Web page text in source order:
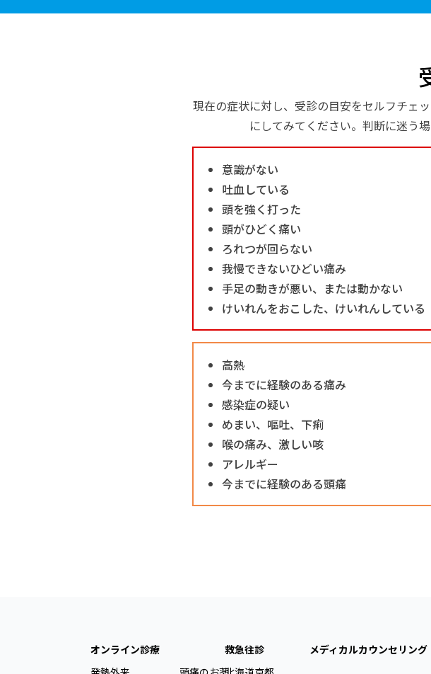
現在の症状に対し、受診の目安をセルフチェ
にしてみてください。判断に迷う
意識がない
吐血している
頭を強く打った
頭がひどく痛い
ろれつが回らない
我慢できないひどい痛み
手足の動きが悪い、または動かない
けいれんをおこした、けいれんしている
高熱
今までに経験のある痛み
感染症の疑い
めまい、嘔吐、下痢
喉の痛み、激しい咳
アレルギー
今までに経験のある頭痛
オンライン診療
救急往診
メディカルカウンセリング